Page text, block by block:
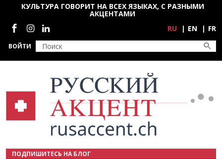
Перейти к основному содержанию
ВОЙТИ
КУЛЬТУРА ГОВОРИТ НА ВСЕХ ЯЗЫКАХ, С РАЗНЫМИ
АКЦЕНТАМИ
Социальные сети
RU EN FR
ПОДПИШИТЕСЬ НА БЛОГ